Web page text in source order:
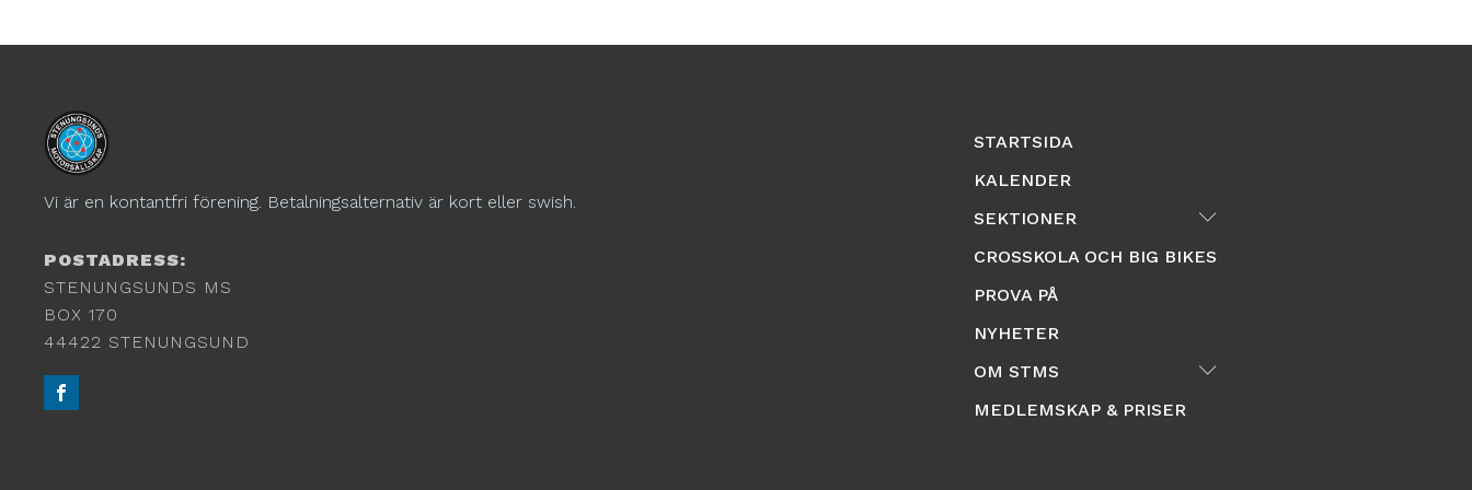
Vi är en kontantfri förening. Betalningsalternativ är kort eller swish.
POSTADRESS:
STENUNGSUNDS MS
BOX 170
44422 STENUNGSUND
STARTSIDA
KALENDER
SEKTIONER
Submenu
CROSSKOLA OCH BIG BIKES
PROVA PÅ
NYHETER
OM STMS
Submenu
MEDLEMSKAP & PRISER